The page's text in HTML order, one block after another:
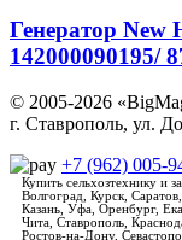
Генератор
142000090195/
© 2005-2026
г. Ставрополь, ул.
+7 (962) 005-
Купить сельхозтехнику и
Волгоград, Курск,
Казань, Уфа, Оренбург,
Чита, Ставрополь,
Ростов-на-Дону,